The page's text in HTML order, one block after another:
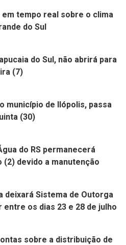
tempo real sobre o clima
do Sul
do Sul, não abrirá para
(7)
município de Ilópolis, passa
(30)
do RS permanecerá
devido a manutenção
deixará Sistema de Outorga
entre os dias 23 e 28 de julho
sobre a distribuição de